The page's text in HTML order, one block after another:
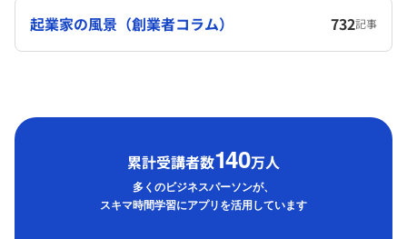
起業家の風景（創業者コラム） 732記事
累計受講者数140万人
多くのビジネスパーソンが、
スキマ時間学習にアプリを活用しています